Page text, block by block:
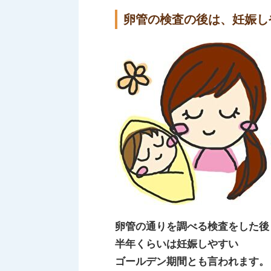
卵管の検査の後は、妊娠
卵管の通りを調べる検査をした後
半年くらいは妊娠しやすい
ゴールデン期間とも言われます。